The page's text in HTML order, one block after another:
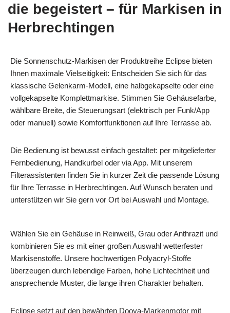
die begeistert – für Markisen in
Herbrechtingen
Die Sonnenschutz‑Markisen der Produktreihe Eclipse bieten
Ihnen maximale Vielseitigkeit: Entscheiden Sie sich für das
klassische Gelenkarm‑Modell, eine halbgekapselte oder eine
vollgekapselte Komplettmarkise. Stimmen Sie Gehäusefarbe,
wählbare Breite, die Steuerungsart (elektrisch per Funk/App
oder manuell) sowie Komfortfunktionen auf Ihre Terrasse ab.
Die Bedienung ist bewusst einfach gestaltet: per mitgelieferter
Fernbedienung, Handkurbel oder via App. Mit unserem
Filterassistenten finden Sie in kurzer Zeit die passende Lösung
für Ihre Terrasse in Herbrechtingen. Auf Wunsch beraten und
unterstützen wir Sie gern vor Ort bei Auswahl und Montage.
Wählen Sie ein Gehäuse in Reinweiß, Grau oder Anthrazit und
kombinieren Sie es mit einer großen Auswahl wetterfester
Markisenstoffe. Unsere hochwertigen Polyacryl‑Stoffe
überzeugen durch lebendige Farben, hohe Lichtechtheit und
ansprechende Muster, die lange ihren Charakter behalten.
Eclipse setzt auf den bewährten Dooya‑Markenmotor mit